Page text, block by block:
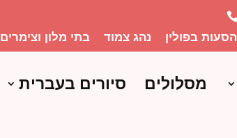
הסעות בפולין נהג צמוד בתי מלון וצימרים
מסלולים סיורים בעברית